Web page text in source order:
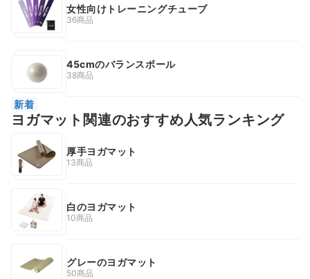
女性向けトレーニングチューブ
36商品
45cmのバランスボール
38商品
新着
ヨガマット関連のおすすめ人気ランキング
厚手ヨガマット
13商品
白のヨガマット
10商品
グレーのヨガマット
50商品